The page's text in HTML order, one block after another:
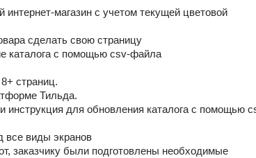
интернет-магазин с учетом текущей цветовой
сделать свою страницу
каталога с помощью csv-файла
страниц.
Тильда.
инструкция для обновления каталога с помощью
все виды экранов
заказчику были подготовлены необходимые